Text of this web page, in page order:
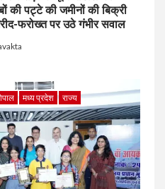
की पट्टे की जमीनों की बिक्री
फरोख्त पर उठे गंभीर सवाल
मध्य प्रदेश राज्य